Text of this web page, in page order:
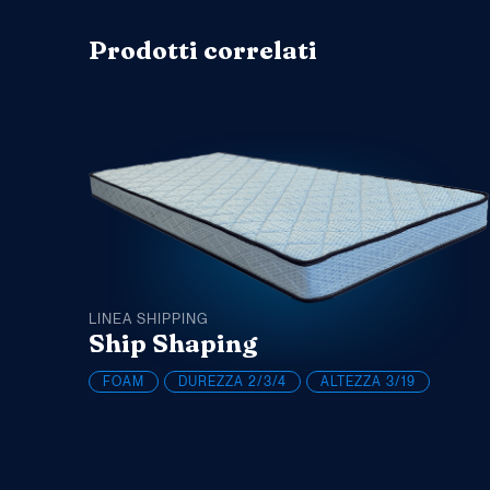
Prodotti correlati
LINEA SHIPPING
Ship Shaping
FOAM DUREZZA 2/3/4 ALTEZZA 3/19